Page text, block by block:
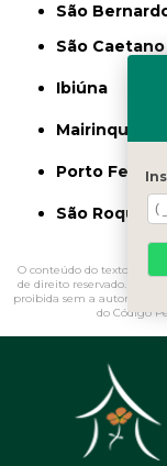
São
São
Ibiúna
Mairinque
Porto Feliz
São Roque
O conteúdo do texto "
de direito reservado. Sua
proibida sem a
do Código